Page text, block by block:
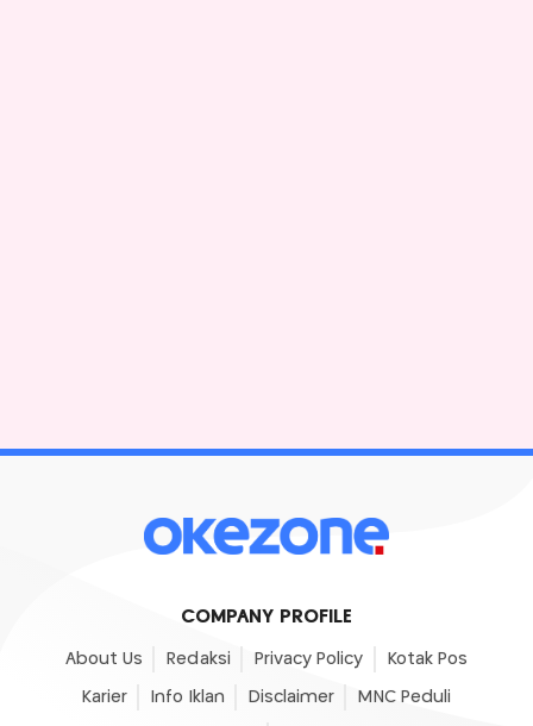
COMPANY PROFILE
About Us Redaksi Privacy Policy Kotak Pos
Karier Info Iklan Disclaimer MNC Peduli